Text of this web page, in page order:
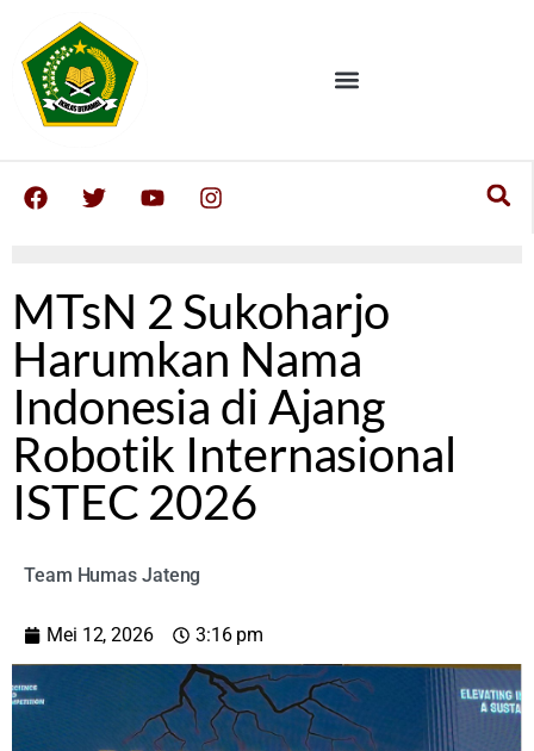
MTsN 2 Sukoharjo
Harumkan Nama
Indonesia di Ajang
Robotik Internasional
ISTEC 2026
Team Humas Jateng
Mei 12, 2026 3:16 pm